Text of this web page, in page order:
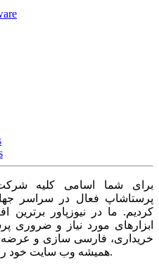
برای شما اسامی کلیه
پرستاشاپ فعال در سراسر
کردیم. ما در نیوزپاور برترین
ابزارهای مورد نیاز و ضروری
خریداری، فارسی سازی و عرضه
همیشه وب سایت خود را بروز و پویا نگه دارید.